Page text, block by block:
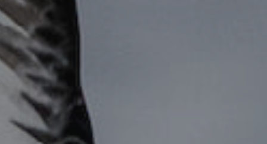
Planes Directores de Iluminación
del Concejo
EN